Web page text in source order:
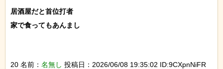
居酒屋だと首位打者
家で食ってもあんまし
20 名前： 名無し 投稿日：2026/06/08 19:35:02 ID:9CXpnNiFR